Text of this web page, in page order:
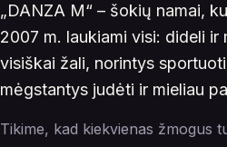
„DANZA M“ – šokių namai,
2007 m. laukiami visi: dideli
visiškai žali, norintys
mėgstantys judėti ir mieliau
Tikime, kad kiekvienas žmogus